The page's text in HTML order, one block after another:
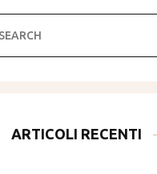
ARTICOLI RECENTI